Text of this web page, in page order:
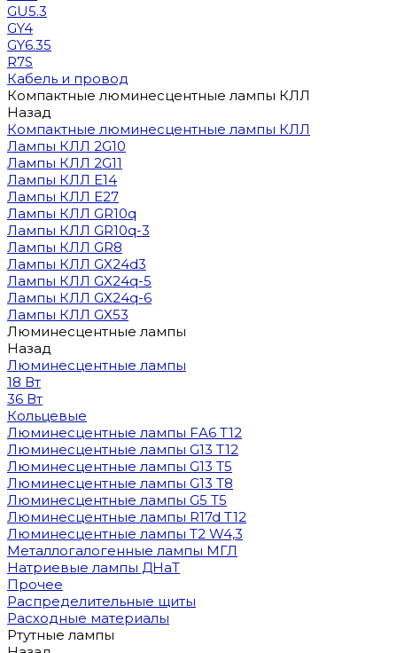
GU5.3
GY4
GY6.35
R7S
Кабель и провод
Компактные люминесцентные лампы КЛЛ
Назад
Компактные люминесцентные лампы КЛЛ
Лампы КЛЛ 2G10
Лампы КЛЛ 2G11
Лампы КЛЛ E14
Лампы КЛЛ E27
Лампы КЛЛ GR10q
Лампы КЛЛ GR10q-3
Лампы КЛЛ GR8
Лампы КЛЛ GX24d3
Лампы КЛЛ GX24q-5
Лампы КЛЛ GX24q-6
Лампы КЛЛ GX53
Люминесцентные лампы
Назад
Люминесцентные лампы
18 Вт
36 Вт
Кольцевые
Люминесцентные лампы FA6 T12
Люминесцентные лампы G13 T12
Люминесцентные лампы G13 T5
Люминесцентные лампы G13 T8
Люминесцентные лампы G5 T5
Люминесцентные лампы R17d T12
Люминесцентные лампы T2 W4,3
Металлогалогенные лампы МГЛ
Натриевые лампы ДНаТ
Прочее
Распределительные щиты
Расходные материалы
Ртутные лампы